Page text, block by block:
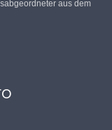
aus dem